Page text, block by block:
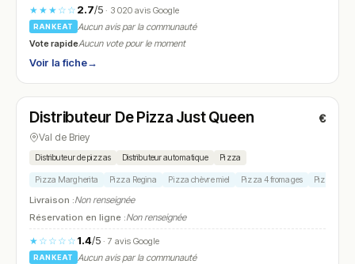
★★★☆☆ 2.7/5· 3 020 avis Google
RANKEAT
Aucun avis par la communauté
Vote rapideAucun vote pour le moment
Voir la fiche→
N° 26
Distributeur De Pizza Just Queen €
Val de Briey
Distributeur de pizzas Distributeur automatique Pizza
Pizza Margherita Pizza Regina Pizza chèvre miel Pizza 4 fromages Pizza
Livraison :Non renseignée
Réservation en ligne :Non renseignée
★☆☆☆☆ 1.4/5· 7 avis Google
RANKEAT
Aucun avis par la communauté